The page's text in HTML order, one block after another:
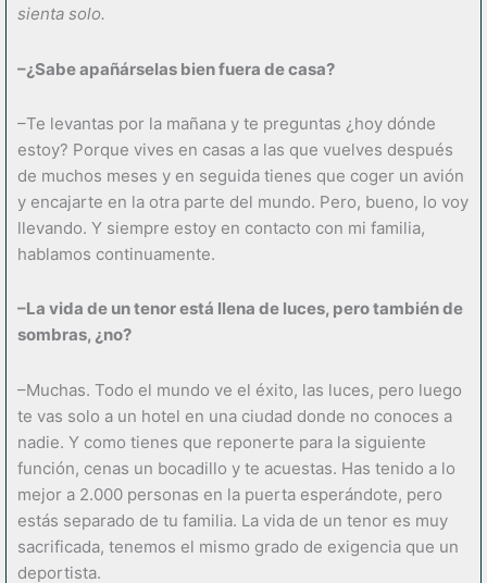
sienta solo.
–¿Sabe apañárselas bien fuera de casa?
–Te levantas por la mañana y te preguntas ¿hoy dónde
estoy? Porque vives en casas a las que vuelves después
de muchos meses y en seguida tienes que coger un avión
y encajarte en la otra parte del mundo. Pero, bueno, lo voy
llevando. Y siempre estoy en contacto con mi familia,
hablamos continuamente.
–La vida de un tenor está llena de luces, pero también de
sombras, ¿no?
–Muchas. Todo el mundo ve el éxito, las luces, pero luego
te vas solo a un hotel en una ciudad donde no conoces a
nadie. Y como tienes que reponerte para la siguiente
función, cenas un bocadillo y te acuestas. Has tenido a lo
mejor a 2.000 personas en la puerta esperándote, pero
estás separado de tu familia. La vida de un tenor es muy
sacrificada, tenemos el mismo grado de exigencia que un
deportista.